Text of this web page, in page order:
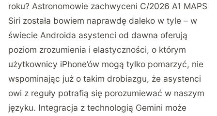
roku? Astronomowie zachwyceni C/2026 A1 MAPS
Siri została bowiem naprawdę daleko w tyle – w
świecie Androida asystenci od dawna oferują
poziom zrozumienia i elastyczności, o którym
użytkownicy iPhone’ów mogą tylko pomarzyć, nie
wspominając już o takim drobiazgu, że asystenci
owi z reguły potrafią się porozumiewać w naszym
języku. Integracja z technologią Gemini może